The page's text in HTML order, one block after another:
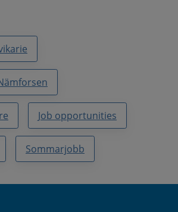
Job opportunities
Sommarjobb